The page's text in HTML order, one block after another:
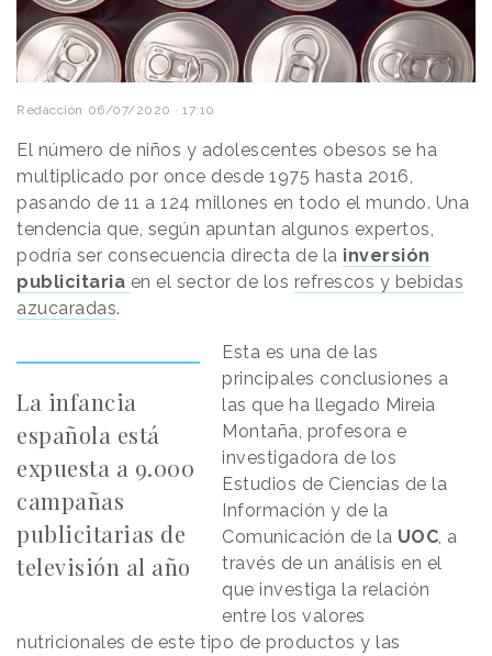
Redacción 06/07/2020 · 17:10
El número de niños y adolescentes obesos se ha
multiplicado por once desde 1975 hasta 2016,
pasando de 11 a 124 millones en todo el mundo. Una
tendencia que, según apuntan algunos expertos,
podría ser consecuencia directa de la inversión
publicitaria en el sector de los refrescos y bebidas
azucaradas.
La infancia
española está
expuesta a 9.000
campañas
publicitarias de
televisión al año
Esta es una de las
principales conclusiones a
las que ha llegado Mireia
Montaña, profesora e
investigadora de los
Estudios de Ciencias de la
Información y de la
Comunicación de la UOC, a
través de un análisis en el
que investiga la relación
entre los valores
nutricionales de este tipo de productos y las